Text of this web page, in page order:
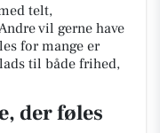
telt,
vil gerne have
for mange er
til både frihed,
der føles